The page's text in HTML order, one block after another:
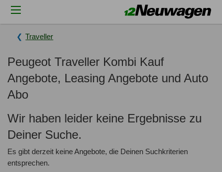
Traveller
Peugeot Traveller Kombi Kauf
Angebote, Leasing Angebote und Auto
Abo
Wir haben leider keine Ergebnisse zu
Deiner Suche.
Es gibt derzeit keine Angebote, die Deinen Suchkriterien
entsprechen.